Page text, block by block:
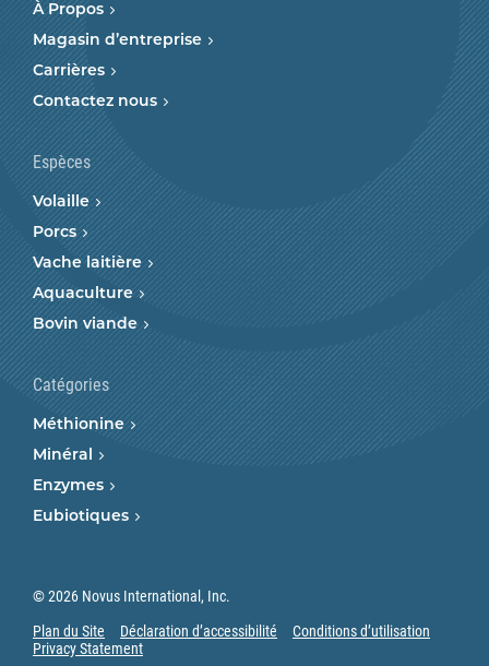
À Propos
Magasin d’entreprise
Carrières
Contactez nous
Espèces
Volaille
Porcs
Vache laitière
Aquaculture
Bovin viande
Catégories
Méthionine
Minéral
Enzymes
Eubiotiques
© 2026 Novus International, Inc.
Plan du Site
Déclaration d’accessibilité
Conditions d’utilisation
Privacy Statement